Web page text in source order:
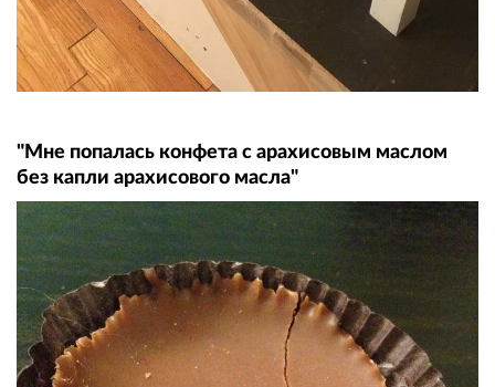
"Мне попалась конфета с арахисовым маслом
без капли арахисового масла"